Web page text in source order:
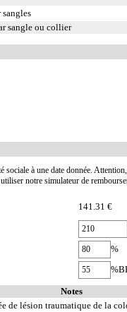
sangle ou collier
sociale à une date donnée.
notre simulateur de
141.31 €
%
Notes
de lésion traumatique de la